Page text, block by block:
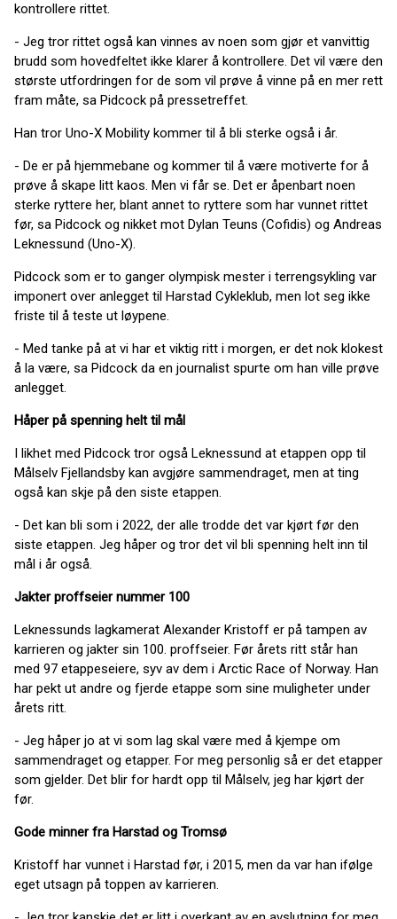
kontrollere rittet.
- Jeg tror rittet også kan vinnes av noen som gjør et vanvittig
brudd som hovedfeltet ikke klarer å kontrollere. Det vil være den
største utfordringen for de som vil prøve å vinne på en mer rett
fram måte, sa Pidcock på pressetreffet.
Han tror Uno-X Mobility kommer til å bli sterke også i år.
- De er på hjemmebane og kommer til å være motiverte for å
prøve å skape litt kaos. Men vi får se. Det er åpenbart noen
sterke ryttere her, blant annet to ryttere som har vunnet rittet
før, sa Pidcock og nikket mot Dylan Teuns (Cofidis) og Andreas
Leknessund (Uno-X).
Pidcock som er to ganger olympisk mester i terrengsykling var
imponert over anlegget til Harstad Cykleklub, men lot seg ikke
friste til å teste ut løypene.
- Med tanke på at vi har et viktig ritt i morgen, er det nok klokest
å la være, sa Pidcock da en journalist spurte om han ville prøve
anlegget.
Håper på spenning helt til mål
I likhet med Pidcock tror også Leknessund at etappen opp til
Målselv Fjellandsby kan avgjøre sammendraget, men at ting
også kan skje på den siste etappen.
- Det kan bli som i 2022, der alle trodde det var kjørt før den
siste etappen. Jeg håper og tror det vil bli spenning helt inn til
mål i år også.
Jakter proffseier nummer 100
Leknessunds lagkamerat Alexander Kristoff er på tampen av
karrieren og jakter sin 100. proffseier. Før årets ritt står han
med 97 etappeseiere, syv av dem i Arctic Race of Norway. Han
har pekt ut andre og fjerde etappe som sine muligheter under
årets ritt.
- Jeg håper jo at vi som lag skal være med å kjempe om
sammendraget og etapper. For meg personlig så er det etapper
som gjelder. Det blir for hardt opp til Målselv, jeg har kjørt der
før.
Gode minner fra Harstad og Tromsø
Kristoff har vunnet i Harstad før, i 2015, men da var han ifølge
eget utsagn på toppen av karrieren.